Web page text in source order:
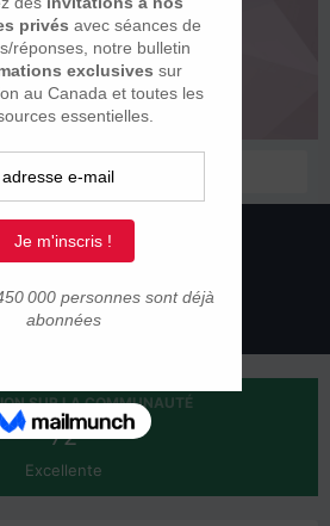
youv
Habitués
INSCRIPTION
5 décembre 2023
JOURS GAGNÉS
8
SUR LA COMMUNAUTÉ
72
Excellente